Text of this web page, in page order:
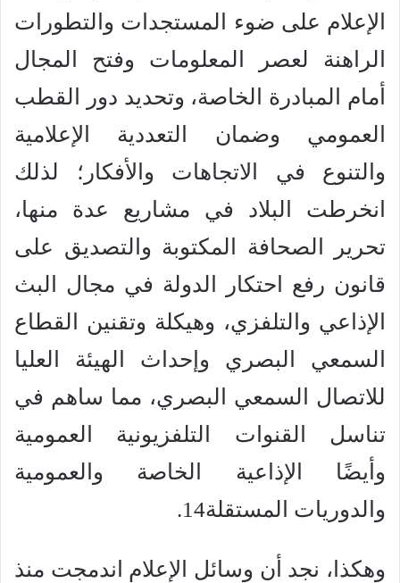
الإعلام على ضوء المستجدات والتطورات
الراهنة لعصر المعلومات وفتح المجال
أمام المبادرة الخاصة، وتحديد دور القطب
العمومي وضمان التعددية الإعلامية
والتنوع في الاتجاهات والأفكار؛ لذلك
انخرطت البلاد في مشاريع عدة منها،
تحرير الصحافة المكتوبة والتصديق على
قانون رفع احتكار الدولة في مجال البث
الإذاعي والتلفزي، وهيكلة وتقنين القطاع
السمعي البصري وإحداث الهيئة العليا
للاتصال السمعي البصري، مما ساهم في
تناسل القنوات التلفزيونية العمومية
وأيضًا الإذاعية الخاصة والعمومية
والدوريات المستقلة14.
وهكذا، نجد أن وسائل الإعلام اندمجت منذ